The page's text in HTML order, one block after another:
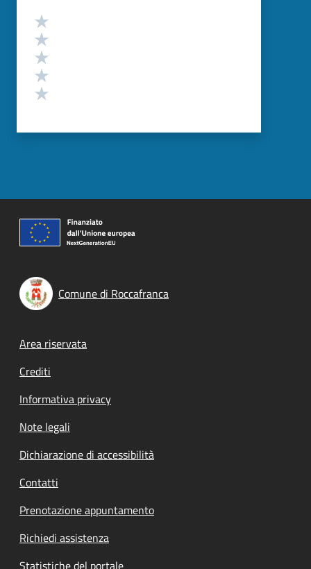
Valutazione
Comune di Roccafranca
Footer menu
Area riservata
Crediti
Informativa privacy
Note legali
Dichiarazione di accessibilità
Contatti
Prenotazione appuntamento
Richiedi assistenza
Statistiche del portale